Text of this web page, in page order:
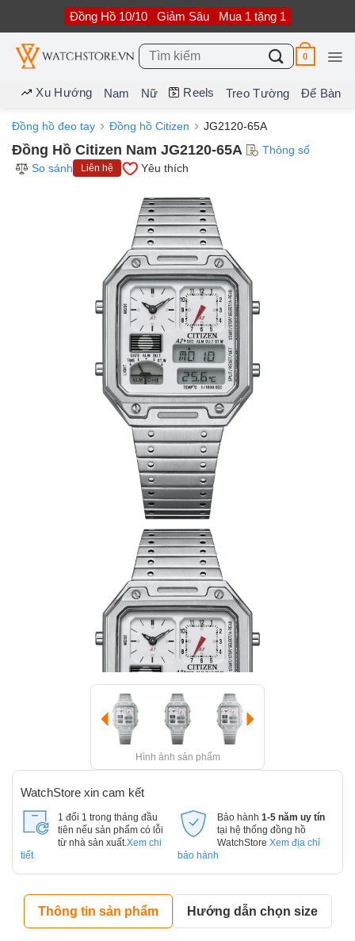
nội
dung
Đồng Hồ 10/10 Giảm Sâu Mua 1 tặng 1
Tìm
kiếm:
0
Xu Hướng Nam Nữ Reels Treo Tường Để Bàn
Đồng hồ đeo tay Đồng hồ Citizen JG2120-65A
Đồng Hồ Citizen Nam JG2120-65A
Thông số
So sánh
Liên hệ Yêu thích
Hình ảnh sản phẩm
WatchStore xin cam kết
1 đổi 1 trong tháng đầu
tiên nếu sản phẩm có lỗi
từ nhà sản xuất. Xem chi
tiết
Bảo hành 1-5 năm uy tín
tại hệ thống đồng hồ
WatchStore Xem địa chỉ
bảo hành
Thông tin sản phẩm Hướng dẫn chọn size